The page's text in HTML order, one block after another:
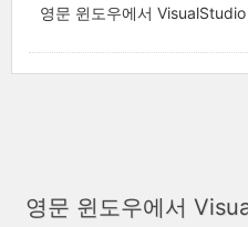
영문 윈도우에서
영문 윈도우에서